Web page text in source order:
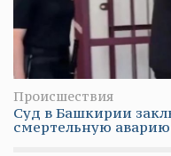
Происшествия
Суд в Башкирии
смертельную